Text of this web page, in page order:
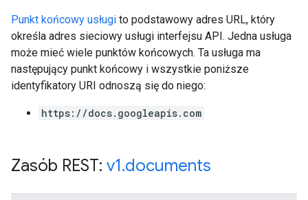
Punkt końcowy usługi to podstawowy adres URL, który
określa adres sieciowy usługi interfejsu API. Jedna usługa
może mieć wiele punktów końcowych. Ta usługa ma
następujący punkt końcowy i wszystkie poniższe
identyfikatory URI odnoszą się do niego:
https://docs.googleapis.com
Zasób REST: v1.documents